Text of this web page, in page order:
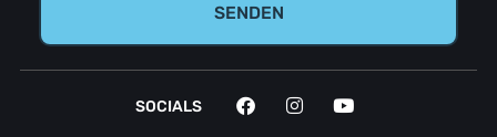
SENDEN
SOCIALS